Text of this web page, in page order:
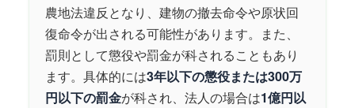
農地法違反となり、建物の撤去命令や原状回
復命令が出される可能性があります。また、
罰則として懲役や罰金が科されることもあり
ます。具体的には3年以下の懲役または300万
円以下の罰金が科され、法人の場合は1億円以